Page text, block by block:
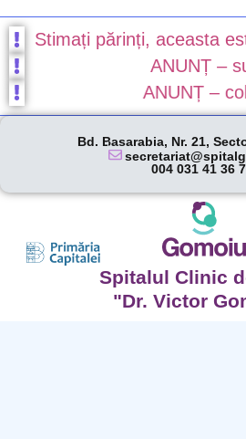
Stimați părinți, aceasta
ANUNȚ –
ANUNȚ –
Bd. Basarabia, Nr. 21,
004 031 41 36
Spitalul Clinic
"Dr. Victor